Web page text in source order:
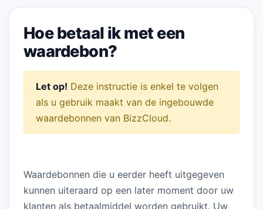
Hoe betaal ik met een
waardebon?
Let op! Deze instructie is enkel te volgen
als u gebruik maakt van de ingebouwde
waardebonnen van BizzCloud.
Waardebonnen die u eerder heeft uitgegeven
kunnen uiteraard op een later moment door uw
klanten als betaalmiddel worden gebruikt. Uw